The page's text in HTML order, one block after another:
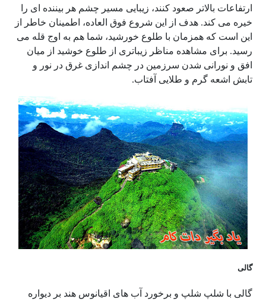
ارتفاعات بالاتر صعود کنند، زیبایی مسیر چشم هر بیننده ای را
خیره می کند. هدف از این شروع فوق العاده، اطمینان خاطر از
این است که همزمان با طلوع خورشید، شما هم به اوج قله می
رسید. برای مشاهده مناظر زیباتری از طلوع خوشید از میان
افق و نورانی شدن سرزمین در چشم اندازی غرق در نور و
تابش اشعه گرم و طلایی آفتاب.
گالی
گالی با شلپ شلپ و برخورد آب های اقیانوس هند بر دیواره